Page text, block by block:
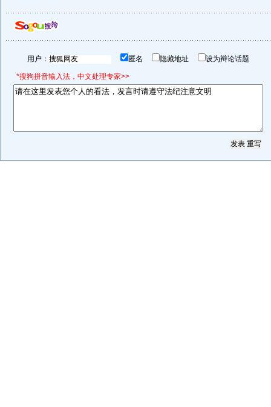
用户： 匿名 隐藏地址 设为辩论话题
*搜狗拼音输入法，中文处理专家>>